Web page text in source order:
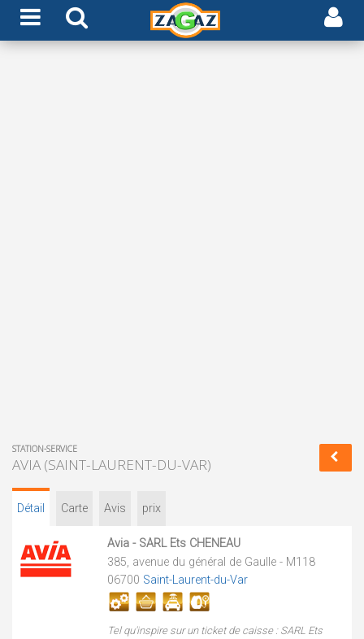
STATION-SERVICE
AVIA (SAINT-LAURENT-DU-VAR)
Détail Carte Avis prix
Avia - SARL Ets CHENEAU
385, avenue du général de Gaulle - M118
06700 Saint-Laurent-du-Var
Tel qu'inspire sur un ticket de caisse : SARL Ets